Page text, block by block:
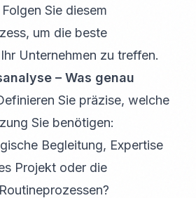
Sie diesem
um die beste
Unternehmen zu treffen.
– Was genau
Sie präzise, welche
Sie benötigen:
Begleitung, Expertise
Projekt oder die